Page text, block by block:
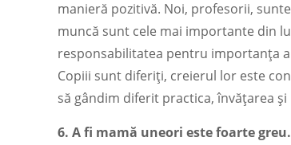
manieră pozitivă. Noi, profesorii,
muncă sunt cele mai importante din
responsabilitatea pentru importanța a
Copiii sunt diferiți, creierul lor este
să gândim diferit practica, învățarea
6. A fi mamă uneori este foarte